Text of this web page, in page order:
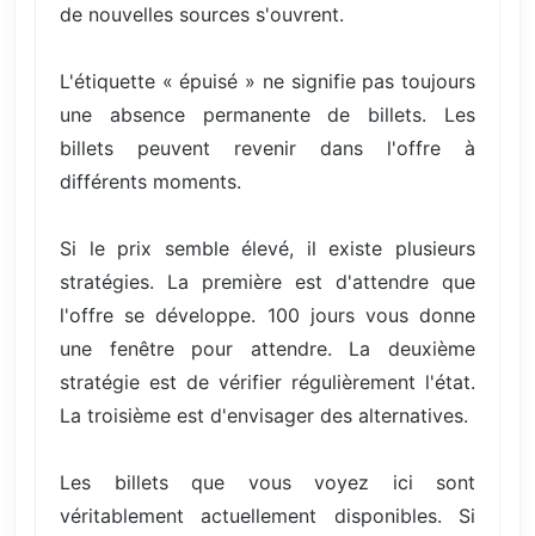
de nouvelles sources s'ouvrent.
L'étiquette « épuisé » ne signifie pas toujours
une absence permanente de billets. Les
billets peuvent revenir dans l'offre à
différents moments.
Si le prix semble élevé, il existe plusieurs
stratégies. La première est d'attendre que
l'offre se développe. 100 jours vous donne
une fenêtre pour attendre. La deuxième
stratégie est de vérifier régulièrement l'état.
La troisième est d'envisager des alternatives.
Les billets que vous voyez ici sont
véritablement actuellement disponibles. Si